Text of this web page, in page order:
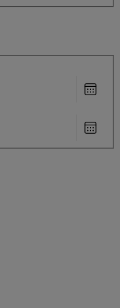
date
date